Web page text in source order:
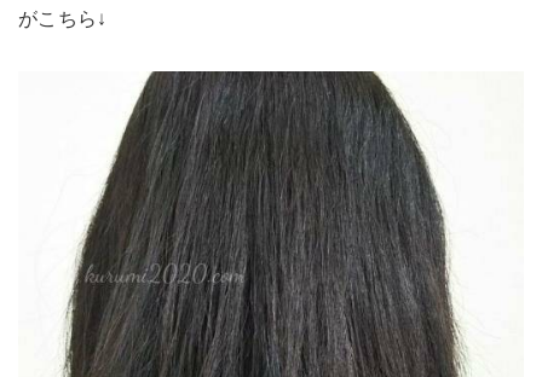
がこちら↓